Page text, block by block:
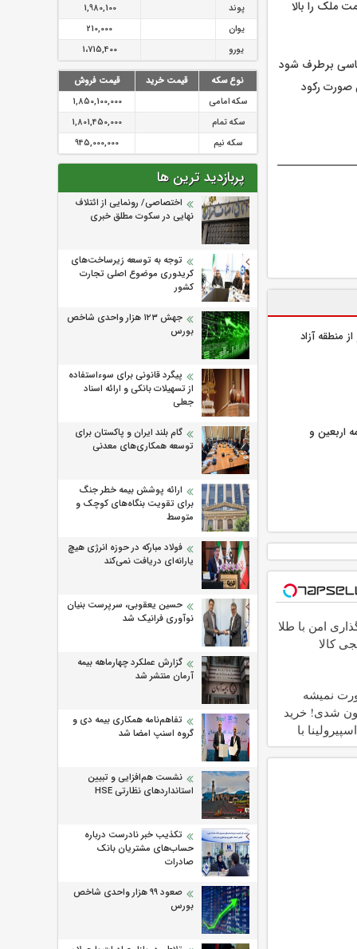
ملک را بالا
برطرف شود
صورت رکود
منطقه آزاد
گذرنامه اربعین و
امن با طلا
کالا
نمیشه
شدی! خرید
با
پوند
1,980,100
یوان
210,000
یورو
1،715,400
نوع سکه قیمت خرید
قیمت فروش
سکه امامی
1,850,100,000
سکه تمام
1,801,450,000
سکه نیم
945,000,000
پربازدید ترین ها
اختصاصی/ رونمایی از ائتلاف‌
نهایی در سکوت مطلق خبری
توجه به توسعه زیرساخت‌های
کریدوری موضوع اصلی تجارت
کشور
جهش ۱۲۳ هزار واحدی شاخص
بورس
پیگرد قانونی برای سوءاستفاده
از تسهیلات بانکی و ارائه اسناد
جعلی
گام بلند ایران و پاکستان برای
توسعه همکاری‌های معدنی
ارائه پوشش بیمه خطر جنگ
برای تقویت بنگاه‌های کوچک و
متوسط
فولاد مبارکه در حوزه انرژی هیچ
یارانه‌ای دریافت نمی‌کند
حسین یعقوبی، سرپرست بنیان
نوآوری فرانیک شد
گزارش عملکرد چهارماهه بیمه
آرمان منتشر شد
تفاهم‌نامه همکاری بیمه دی و
گروه اسنپ امضا شد
نشست هم‌افزایی و تبیین
استانداردهای نظارتی HSE
تکذیب خبر نادرست درباره
حساب‌های مشتریان بانک
صادرات
صعود ۹۹ هزار واحدی شاخص
بورس